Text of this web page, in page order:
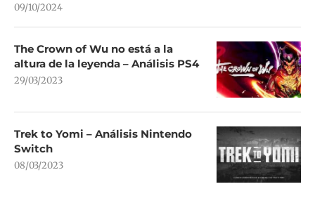
09/10/2024
The Crown of Wu no está a la
altura de la leyenda – Análisis PS4
29/03/2023
Trek to Yomi – Análisis Nintendo
Switch
08/03/2023